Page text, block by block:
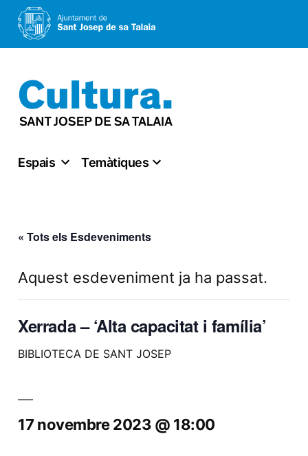
al
contingut
Espais Temàtiques
« Tots els Esdeveniments
Aquest esdeveniment ja ha passat.
Xerrada – ‘Alta capacitat i família’
BIBLIOTECA DE SANT JOSEP
17 novembre 2023 @ 18:00